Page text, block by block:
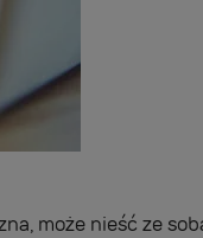
może nieść ze